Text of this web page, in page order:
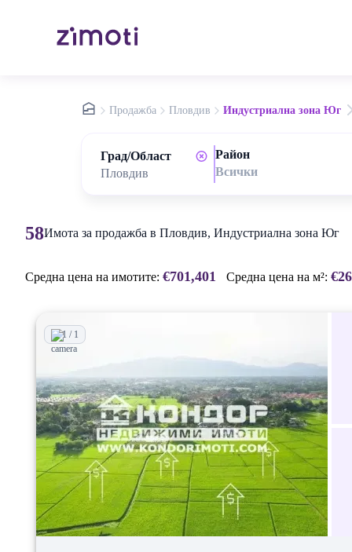
nav.home
Продажба Пловдив Индустриална зона Юг
Град/Област
Район
Всички
58Имота за продажба в Пловдив, Индустриална зона Юг
Средна цена на имотите: €701,401 Средна цена на м²:
1 / 1